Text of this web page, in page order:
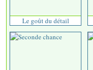
Le goût du détail